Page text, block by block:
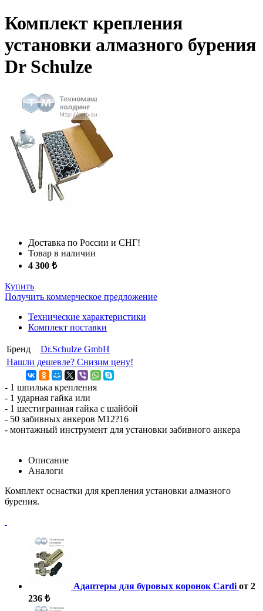
Комплект крепления
установки алмазного бурения
Dr Schulze
Доставка по России и СНГ!
Товар в наличии
4 300 ₺
Купить
Получить коммерческое предложение
Технические характеристики
Комплект поставки
Бренд
Dr.Schulze GmbH
Нашли дешевле? Снизим цену!
- 1 шпилька крепления
- 1 ударная гайка или
- 1 шестигранная гайка с шайбой
- 50 забивных анкеров М12?16
- монтажный инструмент для установки забивного анкера
Описание
Аналоги
Комплект оснастки для крепления установки алмазного
бурения.
Адаптеры для буровых коронок Cardi от 2
236 ₺